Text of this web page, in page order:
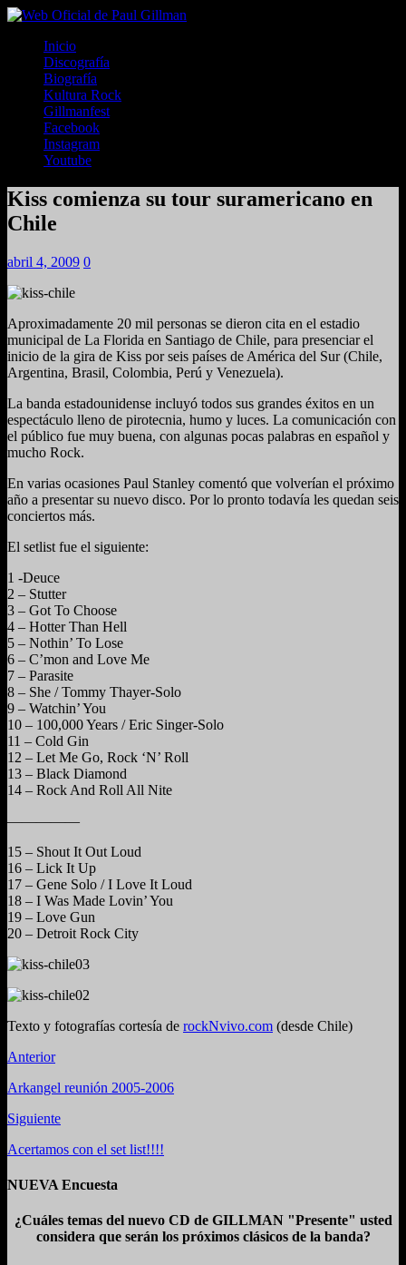
Inicio
Discografía
Biografía
Kultura Rock
Gillmanfest
Facebook
Instagram
Youtube
Kiss comienza su tour suramericano en
Chile
abril 4, 2009 0
Aproximadamente 20 mil personas se dieron cita en el estadio
municipal de La Florida en Santiago de Chile, para presenciar el
inicio de la gira de Kiss por seis países de América del Sur (Chile,
Argentina, Brasil, Colombia, Perú y Venezuela).
La banda estadounidense incluyó todos sus grandes éxitos en un
espectáculo lleno de pirotecnia, humo y luces. La comunicación con
el público fue muy buena, con algunas pocas palabras en español y
mucho Rock.
En varias ocasiones Paul Stanley comentó que volverían el próximo
año a presentar su nuevo disco. Por lo pronto todavía les quedan seis
conciertos más.
El setlist fue el siguiente:
1 -Deuce
2 – Stutter
3 – Got To Choose
4 – Hotter Than Hell
5 – Nothin’ To Lose
6 – C’mon and Love Me
7 – Parasite
8 – She / Tommy Thayer-Solo
9 – Watchin’ You
10 – 100,000 Years / Eric Singer-Solo
11 – Cold Gin
12 – Let Me Go, Rock ‘N’ Roll
13 – Black Diamond
14 – Rock And Roll All Nite
—————
15 – Shout It Out Loud
16 – Lick It Up
17 – Gene Solo / I Love It Loud
18 – I Was Made Lovin’ You
19 – Love Gun
20 – Detroit Rock City
Texto y fotografías cortesía de rockNvivo.com (desde Chile)
Anterior
Arkangel reunión 2005-2006
Siguiente
Acertamos con el set list!!!!
NUEVA Encuesta
¿Cuáles temas del nuevo CD de GILLMAN "Presente" usted
considera que serán los próximos clásicos de la banda?